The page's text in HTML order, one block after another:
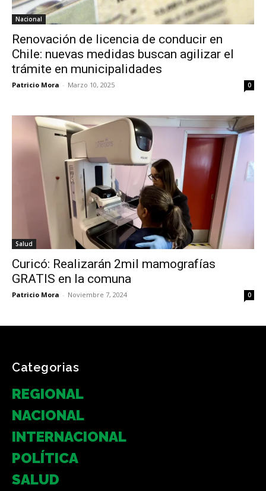
Nacional
Renovación de licencia de conducir en
Chile: nuevas medidas buscan agilizar el
trámite en municipalidades
Patricio Mora - Marzo 10, 2025 0
Salud
Curicó: Realizarán 2mil mamografías
GRATIS en la comuna
Patricio Mora - Noviembre 7, 2024 0
Categorias
REGIONAL
NACIONAL
INTERNACIONAL
POLÍTICA
SALUD